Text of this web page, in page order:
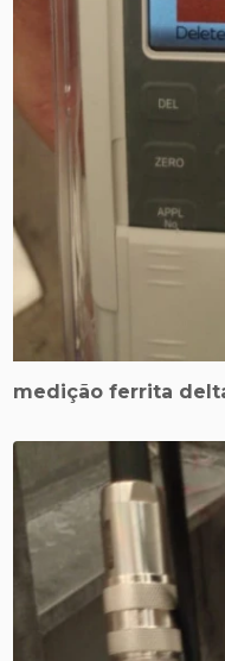
medição ferrita